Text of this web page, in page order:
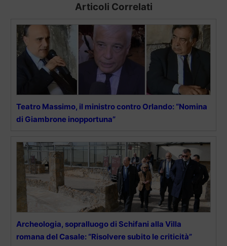
Articoli Correlati
Teatro Massimo, il ministro contro Orlando: “Nomina
di Giambrone inopportuna”
Archeologia, sopralluogo di Schifani alla Villa
romana del Casale: “Risolvere subito le criticità”